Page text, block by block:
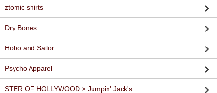
ztomic shirts
Dry Bones
Hobo and Sailor
Psycho Apparel
STER OF HOLLYWOOD × Jumpin' Jack's